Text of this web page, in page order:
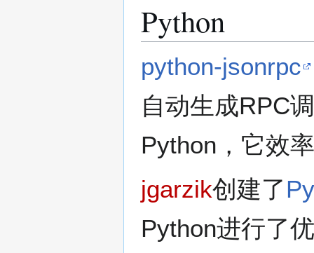
Python
python-jsonrpc
自动生成RPC
Python，它效
jgarzik创建了
Python进行了